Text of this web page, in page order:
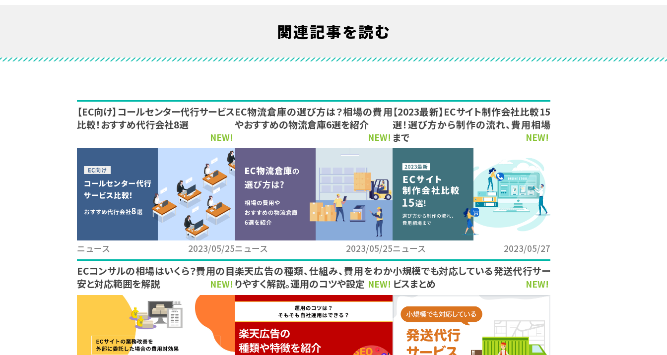
関連記事を読む
【EC向け】コールセンター代行サービス
比較！おすすめ代行会社8選
NEW!
ニュース 2023/05/25
EC物流倉庫の選び方は？相場の費用
やおすすめの物流倉庫6選を紹介
NEW!
ニュース 2023/05/25
【2023最新】ECサイト制作会社比較15
選！選び方から制作の流れ、費用相場
まで
NEW!
ニュース 2023/05/27
ECコンサルの相場はいくら？費用の目
安と対応範囲を解説
NEW!
楽天広告の種類、仕組み、費用をわか
りやすく解説。運用のコツや設定方法も
NEW!
小規模でも対応している発送代行サー
ビスまとめ
NEW!